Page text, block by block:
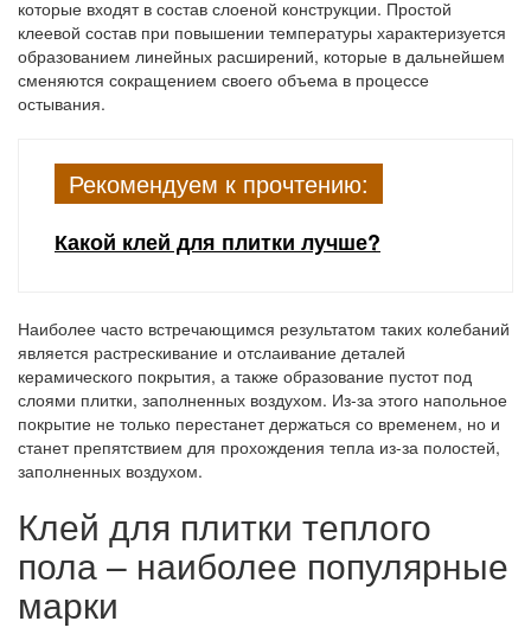
которые входят в состав слоеной конструкции. Простой
клеевой состав при повышении температуры характеризуется
образованием линейных расширений, которые в дальнейшем
сменяются сокращением своего объема в процессе
остывания.
Рекомендуем к прочтению:
Какой клей для плитки лучше?
Наиболее часто встречающимся результатом таких колебаний
является растрескивание и отслаивание деталей
керамического покрытия, а также образование пустот под
слоями плитки, заполненных воздухом. Из-за этого напольное
покрытие не только перестанет держаться со временем, но и
станет препятствием для прохождения тепла из-за полостей,
заполненных воздухом.
Клей для плитки теплого
пола – наиболее популярные
марки